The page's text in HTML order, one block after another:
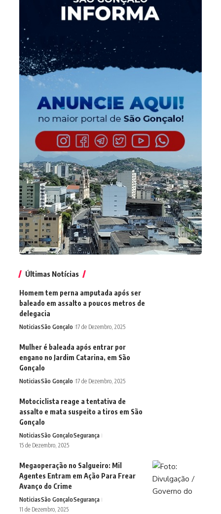
Últimas Notícias
Homem tem perna amputada após ser
baleado em assalto a poucos metros de
delegacia
NoticiasSão Gonçalo 17 de Dezembro, 2025
Mulher é baleada após entrar por
engano no Jardim Catarina, em São
Gonçalo
NoticiasSão Gonçalo 17 de Dezembro, 2025
Motociclista reage a tentativa de
assalto e mata suspeito a tiros em São
Gonçalo
NoticiasSão GonçaloSegurança
15 de Dezembro, 2025
Megaoperação no Salgueiro: Mil
Agentes Entram em Ação Para Frear
Avanço do Crime
NoticiasSão GonçaloSegurança
11 de Dezembro, 2025